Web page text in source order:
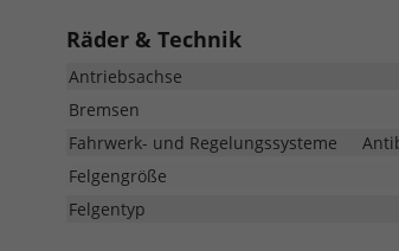
Räder & Technik
Antriebsachse
Bremsen
Fahrwerk- und Regelungssysteme
Felgengröße
Felgentyp